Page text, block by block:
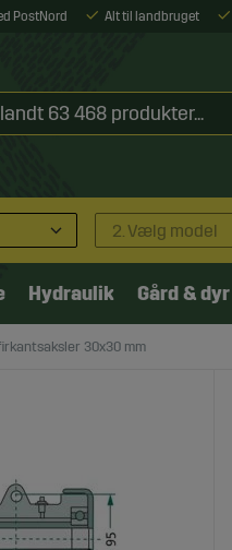
PostNord Alt til landbruget
2. Vælg model
Hydraulik Gård & dyr
30x30 mm